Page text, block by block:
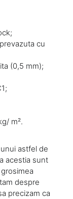
cu
(0,5 mm);
m².
astfel de
acestia sunt
despre
precizam ca